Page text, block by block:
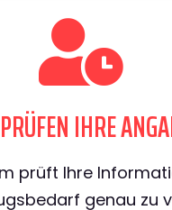
IHRE
prüft Ihre
genau zu